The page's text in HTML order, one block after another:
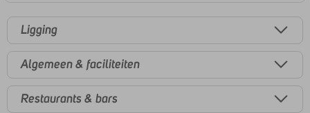
Ligging
Algemeen & faciliteiten
Restaurants & bars